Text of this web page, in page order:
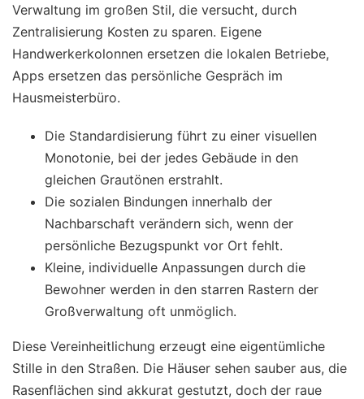
Verwaltung im großen Stil, die versucht, durch
Zentralisierung Kosten zu sparen. Eigene
Handwerkerkolonnen ersetzen die lokalen Betriebe,
Apps ersetzen das persönliche Gespräch im
Hausmeisterbüro.
Die Standardisierung führt zu einer visuellen
Monotonie, bei der jedes Gebäude in den
gleichen Grautönen erstrahlt.
Die sozialen Bindungen innerhalb der
Nachbarschaft verändern sich, wenn der
persönliche Bezugspunkt vor Ort fehlt.
Kleine, individuelle Anpassungen durch die
Bewohner werden in den starren Rastern der
Großverwaltung oft unmöglich.
Diese Vereinheitlichung erzeugt eine eigentümliche
Stille in den Straßen. Die Häuser sehen sauber aus, die
Rasenflächen sind akkurat gestutzt, doch der raue